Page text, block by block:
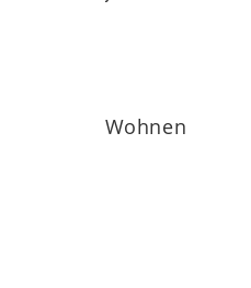
Wohnen